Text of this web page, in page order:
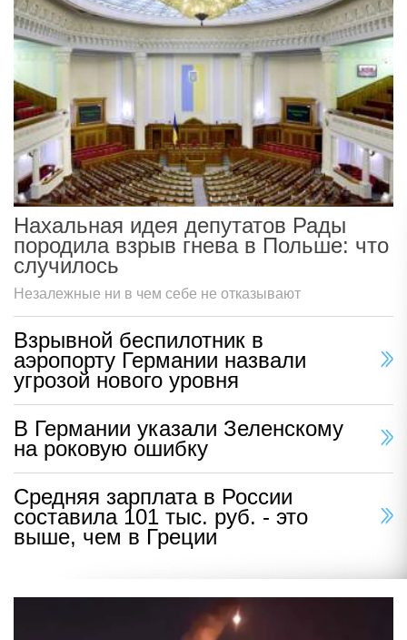
Нахальная идея депутатов Рады
породила взрыв гнева в Польше: что
случилось
Незалежные ни в чем себе не отказывают
Взрывной беспилотник в
аэропорту Германии назвали
угрозой нового уровня
В Германии указали Зеленскому
на роковую ошибку
Средняя зарплата в России
составила 101 тыс. руб. - это
выше, чем в Греции